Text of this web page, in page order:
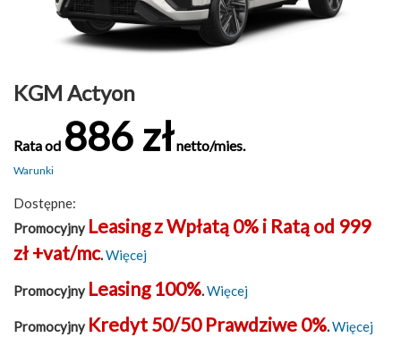
KGM Actyon
Rata od 886 złnetto/mies.
Warunki
Dostępne:
Promocyjny Leasing z Wpłatą 0% i Ratą od 999
zł +vat/mc.Więcej
Promocyjny Leasing 100%.Więcej
Promocyjny Kredyt 50/50 Prawdziwe 0%.Więcej